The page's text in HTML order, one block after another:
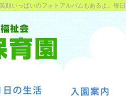
いっぱいのフォトアルバムもあるよ。毎